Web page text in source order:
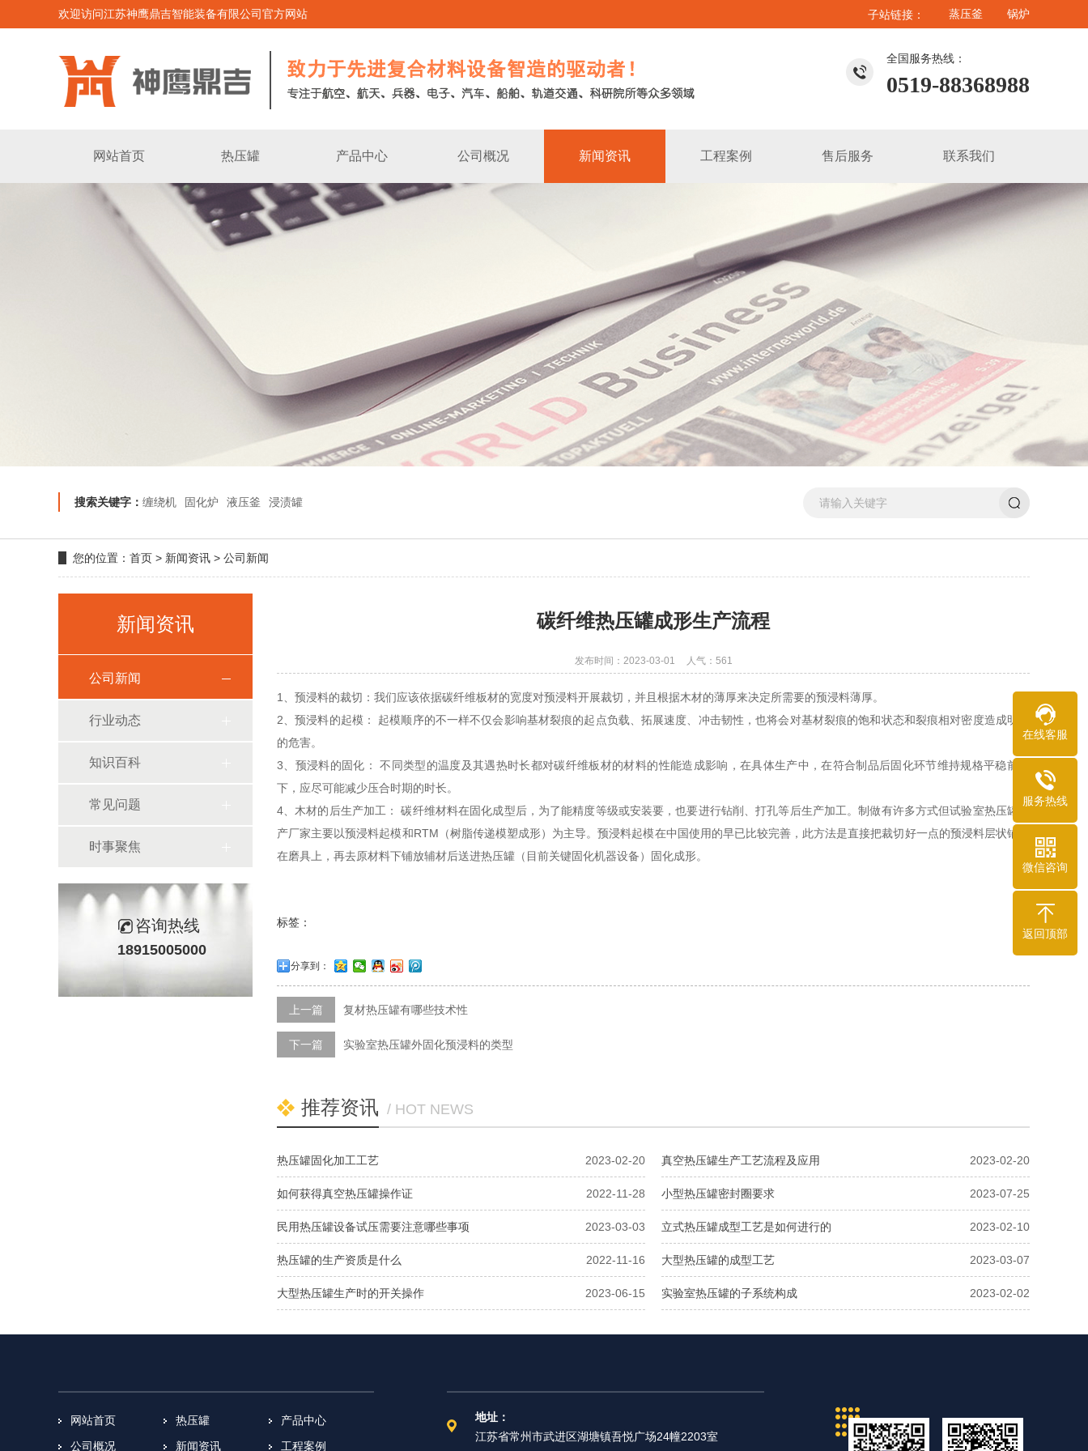
欢迎访问江苏神鹰鼎吉智能装备有限公司官方网站 子站链接： 蒸压釜 锅炉
全国服务热线：
0519-88368988
网站首页 热压罐 产品中心 公司概况 新闻资讯 工程案例 售后服务 联系我们
搜索关键字： 缠绕机 固化炉 液压釜 浸渍罐
您的位置： 首页 > 新闻资讯 > 公司新闻
新闻资讯
公司新闻
行业动态
知识百科
常见问题
时事聚焦
咨询热线
18915005000
碳纤维​热压罐成形生产流程
发布时间：2023-03-01 人气：561
1、预浸料的裁切：我们应该依据碳纤维板材的宽度对预浸料开展裁切，并且根据木材的薄厚来决定所需要的预浸料薄厚。
2、预浸料的起模： 起模顺序的不一样不仅会影响基材裂痕的起点负载、拓展速度、冲击韧性，也将会对基材裂痕的饱和状态和裂痕相对密度造成明显
的危害。
3、预浸料的固化： 不同类型的温度及其遇热时长都对碳纤维板材的材料的性能造成影响，在具体生产中，在符合制品后固化环节维持规格平稳前提
下，应尽可能减少压合时期的时长。
4、木材的后生产加工： 碳纤维材料在固化成型后，为了能精度等级或安装要，也要进行钻削、打孔等后生产加工。制做有许多方式但试验室热压罐生
产厂家主要以预浸料起模和RTM（树脂传递模塑成形）为主导。预浸料起模在中国使用的早已比较完善，此方法是直接把裁切好一点的预浸料层状铺叠
在磨具上，再去原材料下铺放辅材后送进热压罐（目前关键固化机器设备）固化成形。
标签：
分享到：
上一篇 复材热压罐有哪些技术性
下一篇 实验室热压罐外固化预浸料的类型
推荐资讯 / HOT NEWS
2023-02-20
热压罐固化加工工艺 2023-02-20
真空热压罐生产工艺流程及应用
2022-11-28
如何获得真空热压罐操作证 2023-07-25
小型热压罐密封圈要求
2023-03-03
民用热压罐设备试压需要注意哪些事项 2023-02-10
立式热压罐成型工艺是如何进行的
2022-11-16
热压罐的生产资质是什么 2023-03-07
大型热压罐的成型工艺
2023-06-15
大型热压罐生产时的开关操作 2023-02-02
实验室热压罐的子系统构成
网站首页 热压罐
产品中心
公司概况
新闻资讯 工程案例
地址：
江苏省常州市武进区湖塘镇吾悦广场24幢2203室
在线客服
服务热线
微信咨询
返回顶部